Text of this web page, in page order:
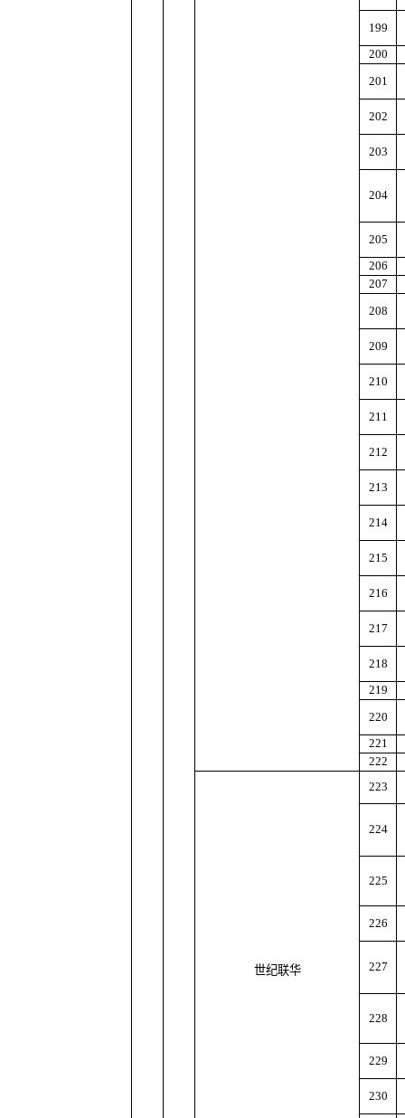
199
200
201
202
203
204
205
206
207
208
209
210
211
212
213
214
215
216
217
218
219
220
221
222
世纪联华
223
224
225
226
227
228
229
230